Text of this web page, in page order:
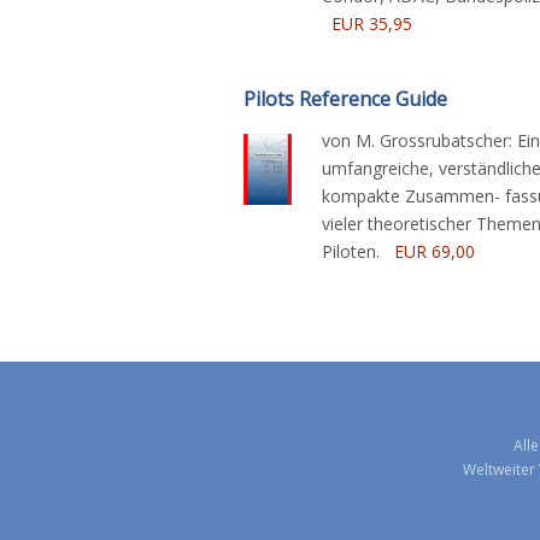
EUR 35,95
Pilots Reference Guide
von M. Grossrubatscher:
umfangreiche,
kompakte Zusammen-
vieler theoretischer
Piloten. EUR 69,00
Weltweiter